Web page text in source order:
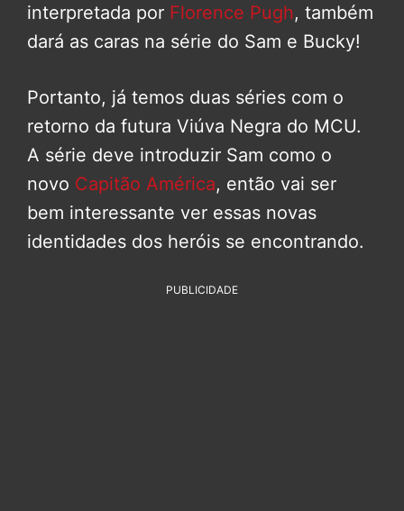
interpretada por Florence Pugh, também
dará as caras na série do Sam e Bucky!
Portanto, já temos duas séries com o
retorno da futura Viúva Negra do MCU.
A série deve introduzir Sam como o
novo Capitão América, então vai ser
bem interessante ver essas novas
identidades dos heróis se encontrando.
PUBLICIDADE